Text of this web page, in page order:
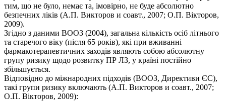
тим, що не було, немає та, імовірно, не буде абсолютно
безпечних ліків (А.П. Викторов и соавт., 2007; О.П. Вікторов,
2009).
Згідно з даними ВООЗ (2004), загальна кількість осіб літнього
та старечого віку (після 65 років), які при вживанні
фармакотерапевтичних заходів являють собою абсолютну
групу ризику щодо розвитку ПР ЛЗ, у країні постійно
збільшується.
Відповідно до міжнародних підходів (ВООЗ, Директиви ЄС),
такі групи ризику включають (А.П. Викторов и соавт., 2007;
О.П. Вікторов, 2009):